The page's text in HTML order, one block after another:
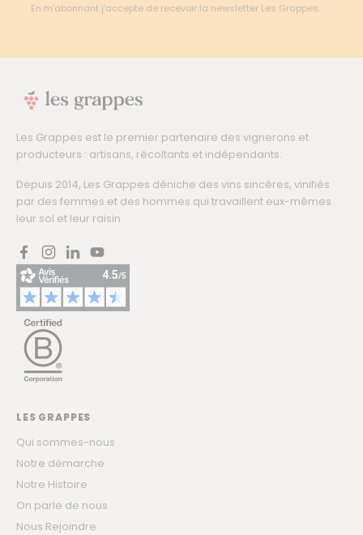
En m'abonnant j'accepte de recevoir la newsletter Les Grappes.
Les Grappes est le premier partenaire des vignerons et
producteurs : artisans, récoltants et indépendants.
Depuis 2014, Les Grappes déniche des vins sincères, vinifiés
par des femmes et des hommes qui travaillent eux-mêmes
leur sol et leur raisin.
FacebookInstagram
LinkedInYouTube
LES GRAPPES
Qui sommes-nous
Notre démarche
Notre Histoire
On parle de nous
Nous Rejoindre